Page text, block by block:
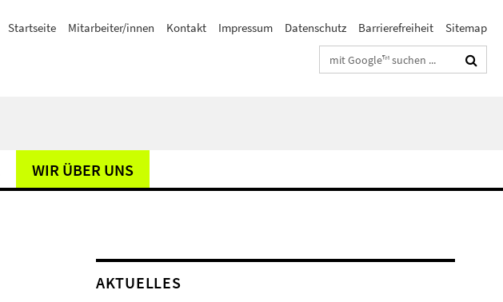
Startseite Mitarbeiter/innen Kontakt Impressum Datenschutz Barrierefreiheit
Sitemap
Suchbegriffe
WIR ÜBER UNS
AKTUELLES